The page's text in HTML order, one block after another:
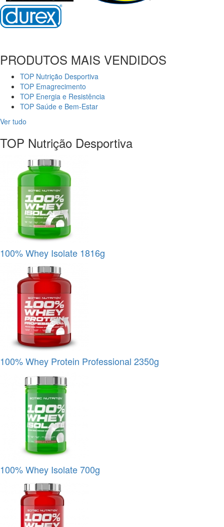
PRODUTOS MAIS VENDIDOS
TOP Nutrição Desportiva
TOP Emagrecimento
TOP Energia e Resistência
TOP Saúde e Bem-Estar
Ver tudo
TOP Nutrição Desportiva
100% Whey Isolate 1816g
100% Whey Protein Professional 2350g
100% Whey Isolate 700g